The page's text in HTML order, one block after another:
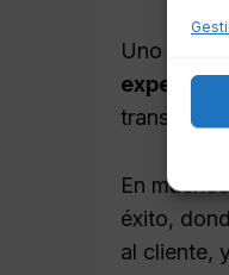
Uno de
expertos
En
éxito,
al cliente,